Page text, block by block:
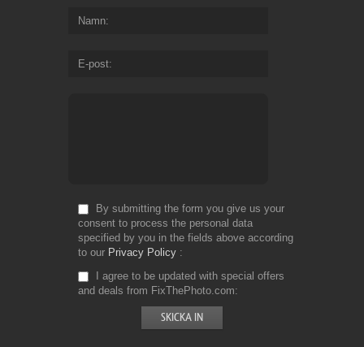
Namn
E-post
By submitting the form you give us your
consent to process the personal data
specified by you in the fields above according
to our Privacy Policy
I agree to be updated with special offers
and deals from FixThePhoto.com